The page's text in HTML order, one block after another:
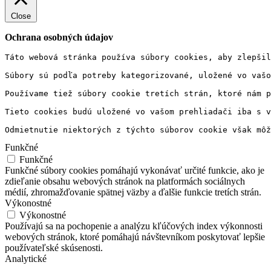
Close
Ochrana osobných údajov
Táto webová stránka používa súbory cookies, aby
Súbory sú podľa potreby kategorizované, uložené vo
Používame tiež súbory cookie tretích strán, ktoré nám
Tieto cookies budú uložené vo vašom prehliadači iba s
Odmietnutie niektorých z týchto súborov cookie však
Funkčné
Funkčné
Funkčné súbory cookies pomáhajú vykonávať určité funkcie, ako je
zdieľanie obsahu webových stránok na platformách sociálnych
médií, zhromažďovanie spätnej väzby a ďalšie funkcie tretích strán.
Výkonostné
Výkonostné
Používajú sa na pochopenie a analýzu kľúčových index výkonnosti
webových stránok, ktoré pomáhajú návštevníkom poskytovať lepšie
používateľské skúsenosti.
Analytické